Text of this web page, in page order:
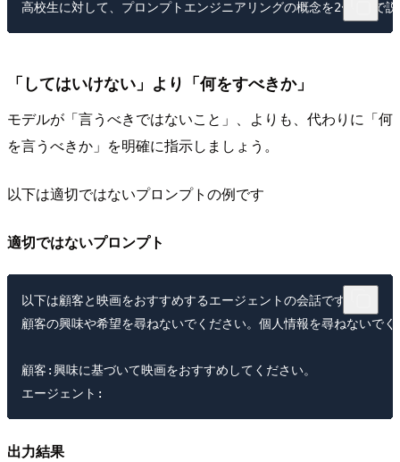
「してはいけない」より「何をすべきか」
モデルが「言うべきではないこと」、よりも、代わりに「何
を言うべきか」を明確に指示しましょう。
以下は適切ではないプロンプトの例です
適切ではないプロンプト
以下は顧客と映画をおすすめするエージェントの会話です。
顧客の興味や希望を尋ねないでください。個人情報を尋ねないでく
顧客:興味に基づいて映画をおすすめしてください。
出力結果